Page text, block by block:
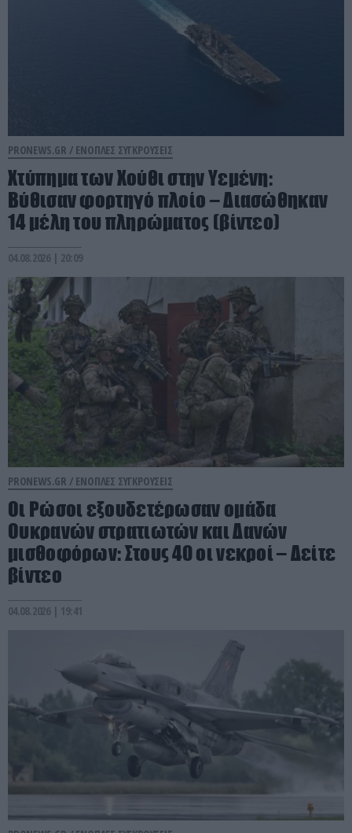
PRONEWS.GR / ΕΝΟΠΛΕΣ ΣΥΓΚΡΟΥΣΕΙΣ
Χτύπημα των Χούθι στην Υεμένη:
Βύθισαν φορτηγό πλοίο – Διασώθηκαν
14 μέλη του πληρώματος (βίντεο)
04.08.2026 | 20:09
PRONEWS.GR / ΕΝΟΠΛΕΣ ΣΥΓΚΡΟΥΣΕΙΣ
Οι Ρώσοι εξουδετέρωσαν ομάδα
Ουκρανών στρατιωτών και Δανών
μισθοφόρων: Στους 40 οι νεκροί – Δείτε
βίντεο
04.08.2026 | 19:41